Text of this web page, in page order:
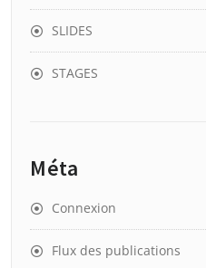
SLIDES
STAGES
Méta
Connexion
Flux des publications